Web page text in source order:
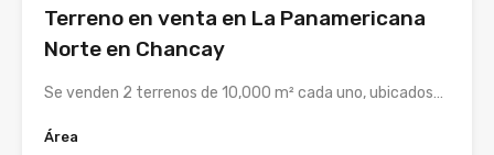
Terreno en venta en La Panamericana
Norte en Chancay
Se venden 2 terrenos de 10,000 m² cada uno, ubicados…
Área